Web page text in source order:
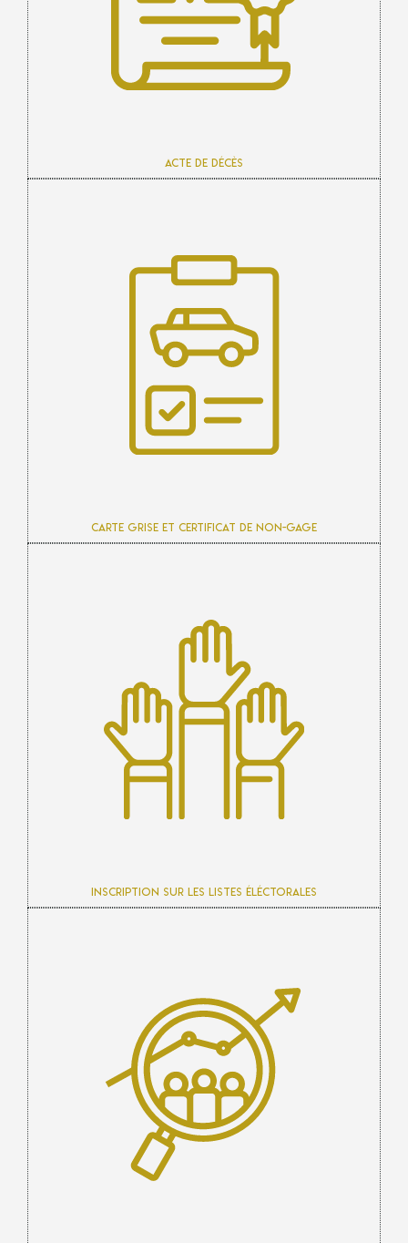
Acte de décès
Carte grise et certificat de non-gage
Inscription sur les listes éléctorales